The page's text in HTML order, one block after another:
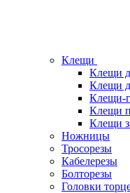
Клещи
Клещи
Клещи
Клещи-
Клещи
Клещи
Ножницы
Тросорезы
Кабелерезы
Болторезы
Головки